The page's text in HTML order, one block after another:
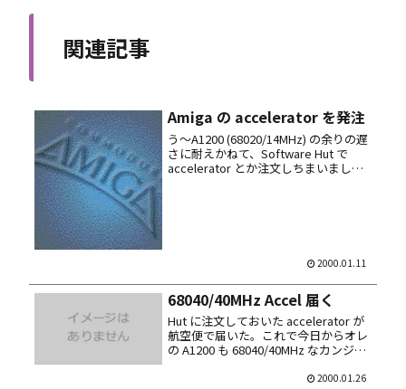
関連記事
Amiga の accelerator を発注
う～A1200 (68020/14MHz) の余りの遅
さに耐えかねて、Software Hut で
accelerator とか注文しちまいまし
2000.01.11
68040/40MHz Accel 届く
Hut に注文しておいた accelerator が
航空便で届いた。これで今日からオレ
の A1200 も 68040/40MHz なカンジっ
Boot も 20秒位で Workbench が起ち
2000.01.26